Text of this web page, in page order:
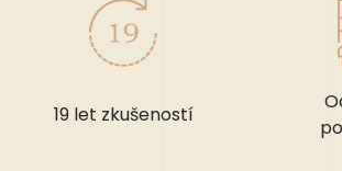
19 let zkušeností